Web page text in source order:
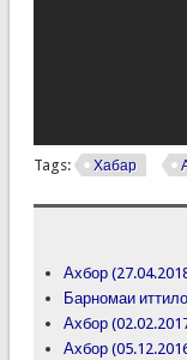
Tags: Хабар
Ахбор
Барномаи
Ахбор
Ахбор